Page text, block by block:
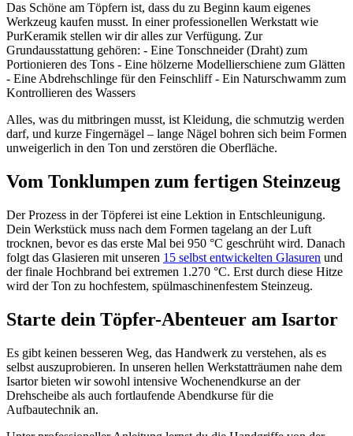
Das Schöne am Töpfern ist, dass du zu Beginn kaum eigenes
Werkzeug kaufen musst. In einer professionellen Werkstatt wie
PurKeramik stellen wir dir alles zur Verfügung. Zur
Grundausstattung gehören: - Eine Tonschneider (Draht) zum
Portionieren des Tons - Eine hölzerne Modellierschiene zum Glätten
- Eine Abdrehschlinge für den Feinschliff - Ein Naturschwamm zum
Kontrollieren des Wassers
Alles, was du mitbringen musst, ist Kleidung, die schmutzig werden
darf, und kurze Fingernägel – lange Nägel bohren sich beim Formen
unweigerlich in den Ton und zerstören die Oberfläche.
Vom Tonklumpen zum fertigen Steinzeug
Der Prozess in der Töpferei ist eine Lektion in Entschleunigung.
Dein Werkstück muss nach dem Formen tagelang an der Luft
trocknen, bevor es das erste Mal bei 950 °C geschrüht wird. Danach
folgt das Glasieren mit unseren 15 selbst entwickelten Glasuren und
der finale Hochbrand bei extremen 1.270 °C. Erst durch diese Hitze
wird der Ton zu hochfestem, spülmaschinenfestem Steinzeug.
Starte dein Töpfer-Abenteuer am Isartor
Es gibt keinen besseren Weg, das Handwerk zu verstehen, als es
selbst auszuprobieren. In unseren hellen Werkstatträumen nahe dem
Isartor bieten wir sowohl intensive Wochenendkurse an der
Drehscheibe als auch fortlaufende Abendkurse für die
Aufbautechnik an.